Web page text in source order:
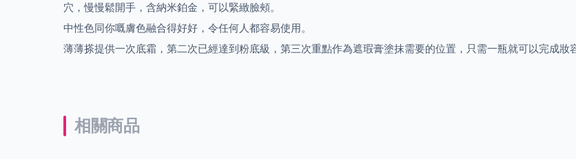
穴，慢慢鬆開手，含納米鉑金，可以緊緻臉頰。
中性色同你嘅膚色融合得好好，令任何人都容易使用。
薄薄搽提供一次底霜，第二次已經達到粉底級，第三次重點作為遮瑕膏塗抹需要的位置，只需一瓶就可以完成妝容
相關商品